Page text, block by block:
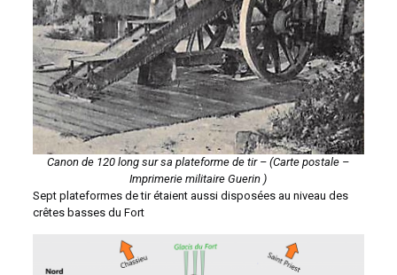
Canon de 120 long sur sa plateforme de tir – (Carte postale –
Imprimerie militaire Guerin )
Sept plateformes de tir étaient aussi disposées au niveau des
crêtes basses du Fort